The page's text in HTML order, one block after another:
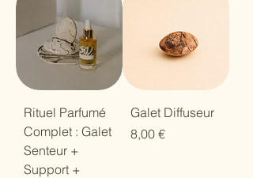
Rituel Parfumé
Complet : Galet
Senteur +
Support +
Galet Diffuseur
Prix
8,00 €